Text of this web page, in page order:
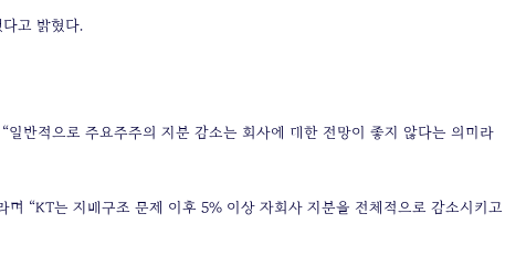
고 밝혔다.
반적으로 주요주주의 지분 감소는 회사에 대한 전망이 좋지 않다는 의미라
“KT는 지배구조 문제 이후 5% 이상 자회사 지분을 전체적으로 감소시키고